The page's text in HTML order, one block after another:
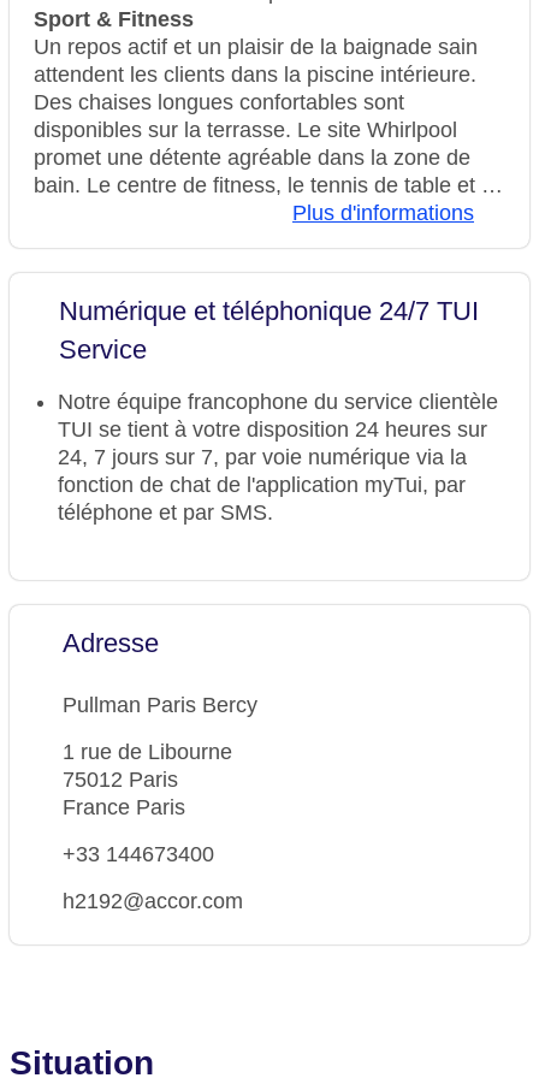
Sport & Fitness
Un repos actif et un plaisir de la baignade sain
attendent les clients dans la piscine intérieure.
Des chaises longues confortables sont
disponibles sur la terrasse. Le site Whirlpool
promet une détente agréable dans la zone de
bain. Le centre de fitness, le tennis de table et le
billard font partie des activités sportives et de
L'établissement propose différentes offres de
bien-être comme le spa, le sauna, le bain de
vapeur, le hammam, le salon de beauté et les
massages.
Plus d'informations
Numérique et téléphonique 24/7 TUI
Service
Notre équipe francophone du service clientèle
TUI se tient à votre disposition 24 heures sur
24, 7 jours sur 7, par voie numérique via la
fonction de chat de l'application myTui, par
téléphone et par SMS.
Adresse
Pullman Paris Bercy
1 rue de Libourne
75012 Paris
France Paris
+33 144673400
h2192@accor.com
Situation